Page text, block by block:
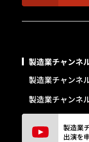
製造業チャンネ
製造業チャンネ
製造業チャンネ
製造業
出演を